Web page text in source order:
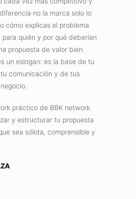
no la marca solo lo
cómo explicas el problema
para quién y por qué deberían
propuesta de valor bien
un eslogan: es la base de tu
comunicación y de tus
práctico de BBK network
y estructurar tu propuesta
sea sólida, comprensible y